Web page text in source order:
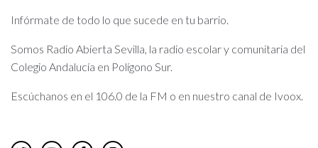
Infórmate de todo lo que sucede en tu barrio.
Somos Radio Abierta Sevilla, la radio escolar y comunitaria del
Colegio Andalucía en Polígono Sur.
Escúchanos en el 106.0 de la FM o en nuestro canal de Ivoox.